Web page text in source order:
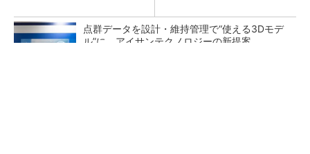
点群データを設計・維持管理で“使える3Dモデ
ル”に アイサンテクノロジーの新提案